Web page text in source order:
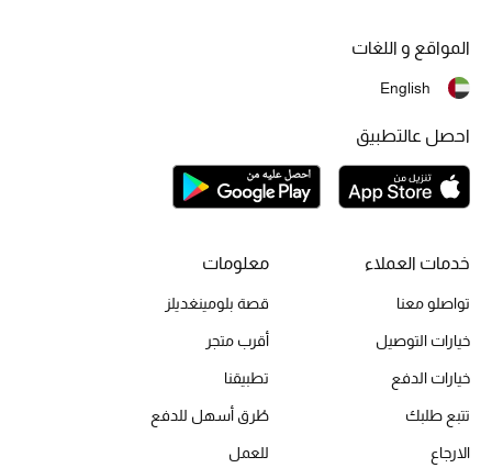
الموسم الجديد
تشكيلة الأحذية
الأحذية الرجالية
أحذية للأطفال
أحذية مختارة
خدمات العملاء
تواصلو معنا
خيارات التوصيل
خيارات الدفع
تتبع طلبك
الارجاع
معلومات
قصة بلومينغديلز
أقرب متجر
تطبيقنا
طُرق أسهل للدفع
للعمل
المواقع و اللغات
English
احصل عالتطبيق